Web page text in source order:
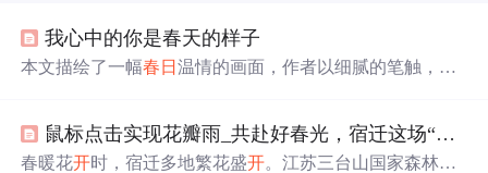
我心中的你是春天的样子
本文描绘了一幅春日温情的画面，作者以细腻的笔触，讲
一处细节都充满了对生活的热爱和对爱情的渴望。文章不
仅表达了对春天的喜爱，更寄托了对美好情感的向往。
鼠标点击实现花瓣雨_共赴好春光，宿迁这场“花瓣雨”等着你！
春暖花开时，宿迁多地繁花盛开。江苏三台山国家森林公